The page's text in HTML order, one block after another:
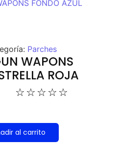
Parches
WAPONS
ROJA
☆ ☆ ☆ ☆ ☆
al carrito